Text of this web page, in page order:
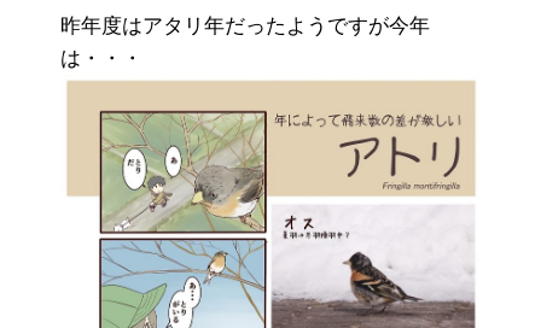
昨年度はアタリ年だったようですが今年
は・・・